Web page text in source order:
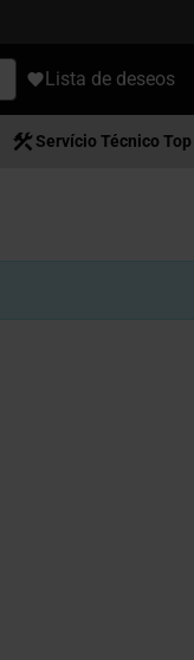
Lista de deseos
Servício Técnico Top